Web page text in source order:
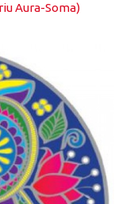
Aura-Soma)